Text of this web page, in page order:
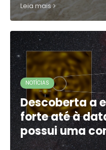
Leia mais
NOTÍCIAS
Descoberta a
forte até à
possui uma